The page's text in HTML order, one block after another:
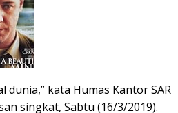
kata Humas Kantor SAR
singkat, Sabtu (16/3/2019).